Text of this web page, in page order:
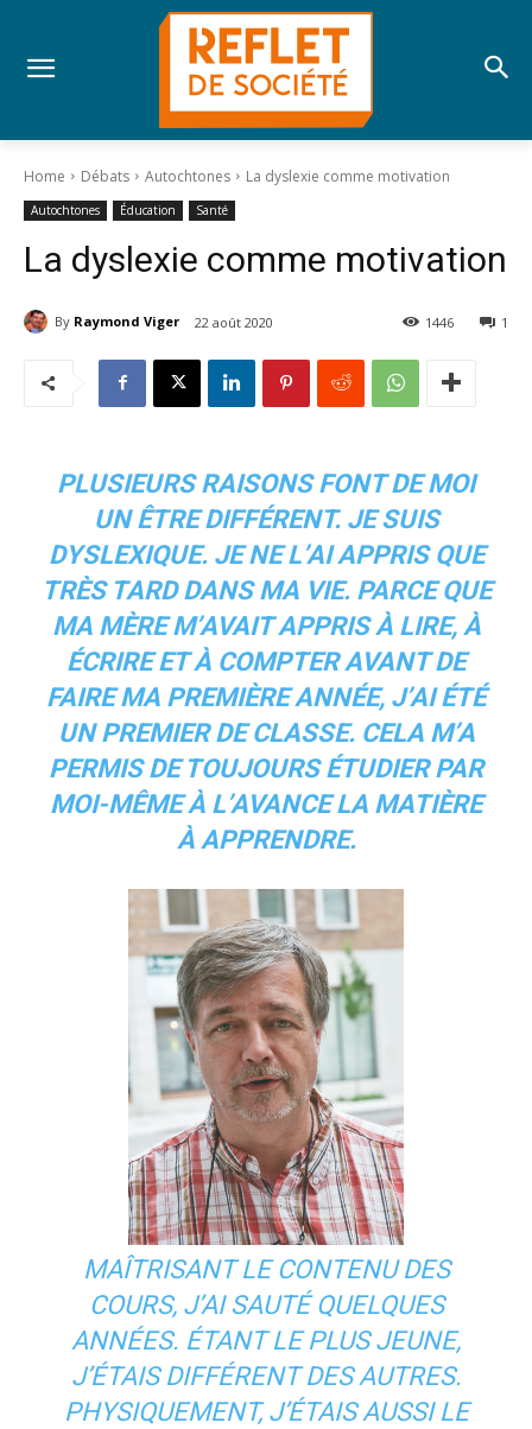
Home Débats Autochtones La dyslexie comme motivation
Autochtones Éducation Santé
La dyslexie comme motivation
By Raymond Viger 22 août 2020 1
1446
PLUSIEURS RAISONS FONT DE MOI
UN ÊTRE DIFFÉRENT. JE SUIS
DYSLEXIQUE. JE NE L’AI APPRIS QUE
TRÈS TARD DANS MA VIE. PARCE QUE
MA MÈRE M’AVAIT APPRIS À LIRE, À
ÉCRIRE ET À COMPTER AVANT DE
FAIRE MA PREMIÈRE ANNÉE, J’AI ÉTÉ
UN PREMIER DE CLASSE. CELA M’A
PERMIS DE TOUJOURS ÉTUDIER PAR
MOI-MÊME À L’AVANCE LA MATIÈRE
À APPRENDRE.
MAÎTRISANT LE CONTENU DES
COURS, J’AI SAUTÉ QUELQUES
ANNÉES. ÉTANT LE PLUS JEUNE,
J’ÉTAIS DIFFÉRENT DES AUTRES.
PHYSIQUEMENT, J’ÉTAIS AUSSI LE